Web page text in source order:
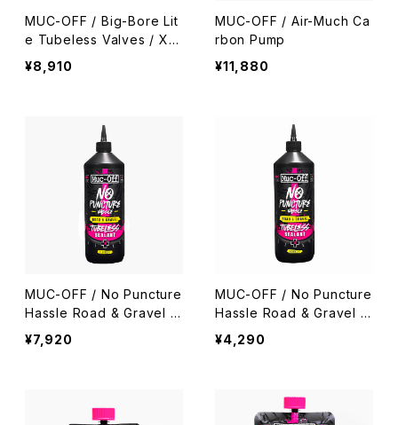
MUC-OFF / Big-Bore Lit
e Tubeless Valves / XL
/ Black
¥8,910
MUC-OFF / Air-Much Ca
rbon Pump
¥11,880
MUC-OFF / No Puncture
Hassle Road & Gravel T
ubeless Sealant 1L
¥7,920
MUC-OFF / No Puncture
Hassle Road & Gravel T
ubeless Sealant 500ml
¥4,290